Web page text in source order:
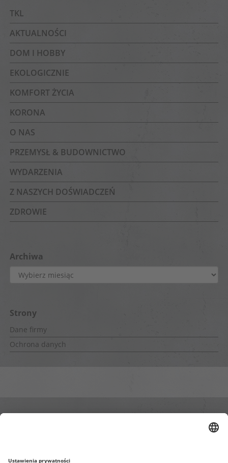
TKL
AKTUALNOŚCI
DOM I HOBBY
EKOLOGICZNIE
KOMFORT ŻYCIA
KORONA
O NAS
PRZEMYSŁ & BUDOWNICTWO
WYDARZENIA
Z NASZYCH DOŚWIADCZEŃ
ZDROWIE
Archiwa
Archiwa
Strony
Dane firmy
Ochrona danych